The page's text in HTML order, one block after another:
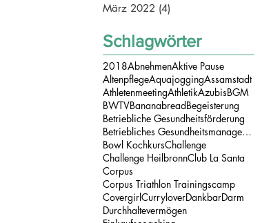
März 2022 (4)
Schlagwörter
2018AbnehmenAktive Pause
AltenpflegeAquajoggingAssamstadt
AthletenmeetingAthletikAzubisBGM
BWTVBananabreadBegeisterung
Betriebliche Gesundheitsförderung
Betriebliches Gesundheitsmanagement
Bowl KochkursChallenge
Challenge HeilbronnClub La Santa
Corpus
Corpus Triathlon Trainingscamp
CovergirlCurryloverDankbarDarm
Durchhaltevermögen